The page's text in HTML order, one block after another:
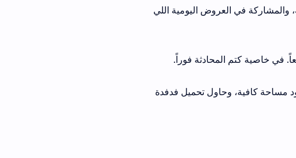
اليومية اللي
فوراً.
تحميل فدفدة